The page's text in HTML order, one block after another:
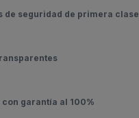
de seguridad de primera clase
con garantía al 100%